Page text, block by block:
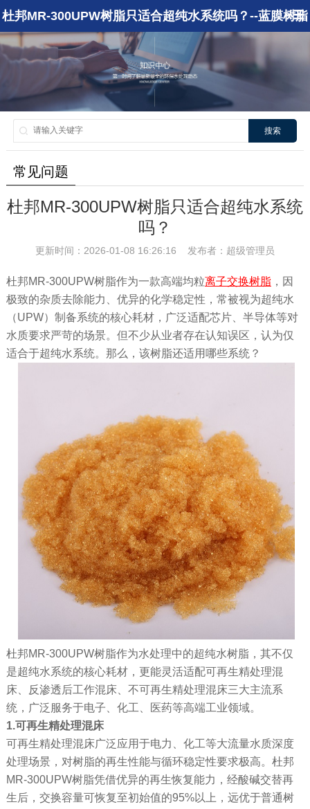
杜邦MR-300UPW树脂只适合超纯水系统吗？--蓝膜树脂
搜索
常见问题
杜邦MR-300UPW树脂只适合超纯水系统
吗？
更新时间：2026-01-08 16:26:16 发布者：超级管理员
杜邦MR-300UPW树脂作为一款高端均粒离子交换树脂，因
极致的杂质去除能力、优异的化学稳定性，常被视为超纯水
（UPW）制备系统的核心耗材，广泛适配芯片、半导体等对
水质要求严苛的场景。但不少从业者存在认知误区，认为仅
适合于超纯水系统。那么，该树脂还适用哪些系统？
杜邦MR-300UPW树脂作为水处理中的超纯水树脂，其不仅
是超纯水系统的核心耗材，更能灵活适配可再生精处理混
床、反渗透后工作混床、不可再生精处理混床三大主流系
统，广泛服务于电子、化工、医药等高端工业领域。
1.可再生精处理混床
可再生精处理混床广泛应用于电力、化工等大流量水质深度
处理场景，对树脂的再生性能与循环稳定性要求极高。杜邦
MR-300UPW树脂凭借优异的再生恢复能力，经酸碱交替再
生后，交换容量可恢复至初始值的95%以上，远优于普通树